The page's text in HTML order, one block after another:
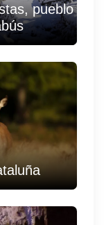
pueblo